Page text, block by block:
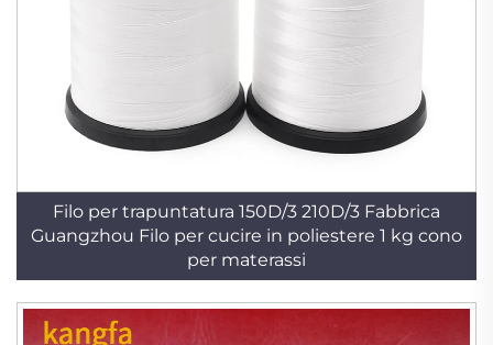
Filo per trapuntatura 150D/3 210D/3 Fabbrica
Guangzhou Filo per cucire in poliestere 1 kg cono
per materassi